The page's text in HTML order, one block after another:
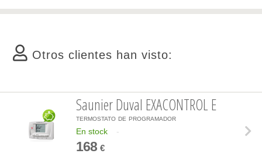
Otros clientes han visto:
Saunier Duval EXACONTROL E
termostato de programador
En stock
-
168€